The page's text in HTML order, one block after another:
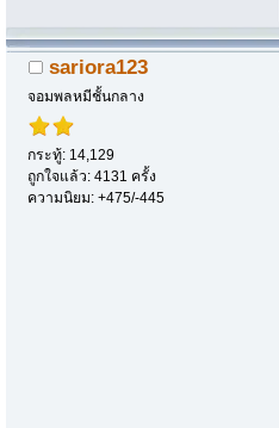
sariora123
จอมพลหมีชั้นกลาง
กระทู้: 14,129
ถูกใจแล้ว: 4131 ครั้ง
ความนิยม: +475/-445